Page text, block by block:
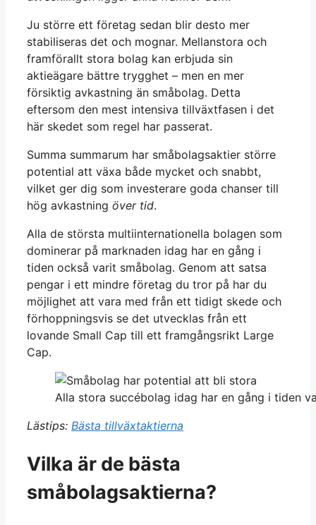
Ju större ett företag sedan blir desto mer
stabiliseras det och mognar. Mellanstora och
framförallt stora bolag kan erbjuda sin
aktieägare bättre trygghet – men en mer
försiktig avkastning än småbolag. Detta
eftersom den mest intensiva tillväxtfasen i det
här skedet som regel har passerat.
Summa summarum har småbolagsaktier större
potential att växa både mycket och snabbt,
vilket ger dig som investerare goda chanser till
hög avkastning över tid.
Alla de största multiinternationella bolagen som
dominerar på marknaden idag har en gång i
tiden också varit småbolag. Genom att satsa
pengar i ett mindre företag du tror på har du
möjlighet att vara med från ett tidigt skede och
förhoppningsvis se det utvecklas från ett
lovande Small Cap till ett framgångsrikt Large
Cap.
Alla stora succébolag idag har en gång i tiden
Lästips: Bästa tillväxtaktierna
Vilka är de bästa
småbolagsaktierna?